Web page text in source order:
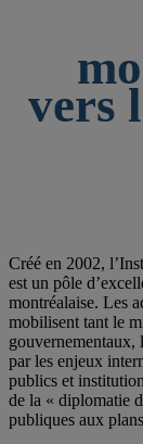
vers
Créé en 2002,
est un pôle
montréalaise. Les
mobilisent tant le
gouvernementaux,
par les enjeux
publics et
de la « diplomatie
publiques aux